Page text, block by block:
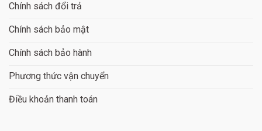
Chính sách đổi trả
Chính sách bảo mật
Chính sách bảo hành
Phương thức vận chuyển
Điều khoản thanh toán